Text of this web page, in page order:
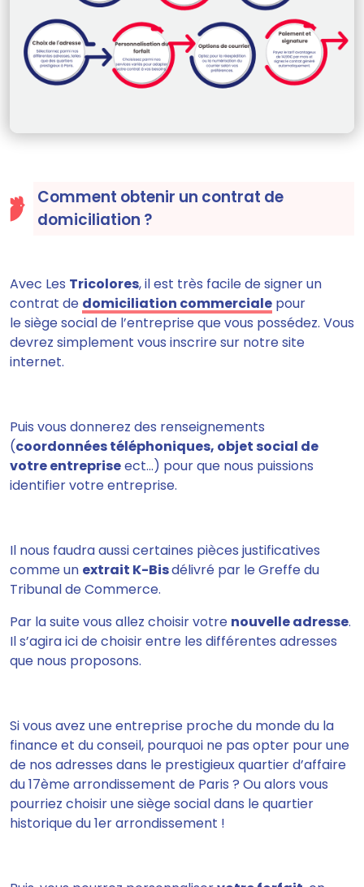
Comment obtenir un contrat de
domiciliation ?
Avec Les Tricolores, il est très facile de signer un
contrat de domiciliation commerciale pour
le siège social de l’entreprise que vous possédez. Vous
devrez simplement vous inscrire sur notre site
internet.
Puis vous donnerez des renseignements
(coordonnées téléphoniques, objet social de
votre entrepriseect…) pour que nous puissions
identifier votre entreprise.
Il nous faudra aussi certaines pièces justificatives
comme un extrait K-Bisdélivré par le Greffe du
Tribunal de Commerce.
Par la suite vous allez choisir votre nouvelle adresse.
Il s’agira ici de choisir entre les différentes adresses
que nous proposons.
Si vous avez une entreprise proche du monde du la
finance et du conseil, pourquoi ne pas opter pour une
de nos adresses dans le prestigieux quartier d’affaire
du 17ème arrondissement de Paris ? Ou alors vous
pourriez choisir une siège social dans le quartier
historique du 1er arrondissement !